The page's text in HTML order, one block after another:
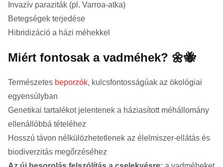
Invazív paraziták (pl. Varroa-atka)
Betegségek terjedése
Hibridizáció a házi méhekkel
Miért fontosak a vadméhek? 🌼🐝
Természetes beporzók, kulcsfontosságúak az ökológiai
egyensúlyban
Genetikai tartalékot jelentenek a háziasított méhállomány
ellenállóbbá tételéhez
Hosszú távon nélkülözhetetlenek az élelmiszer-ellátás és
biodiverzitás megőrzéséhez